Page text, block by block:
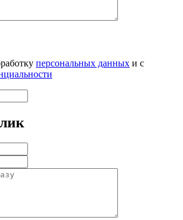
персональных данных и с